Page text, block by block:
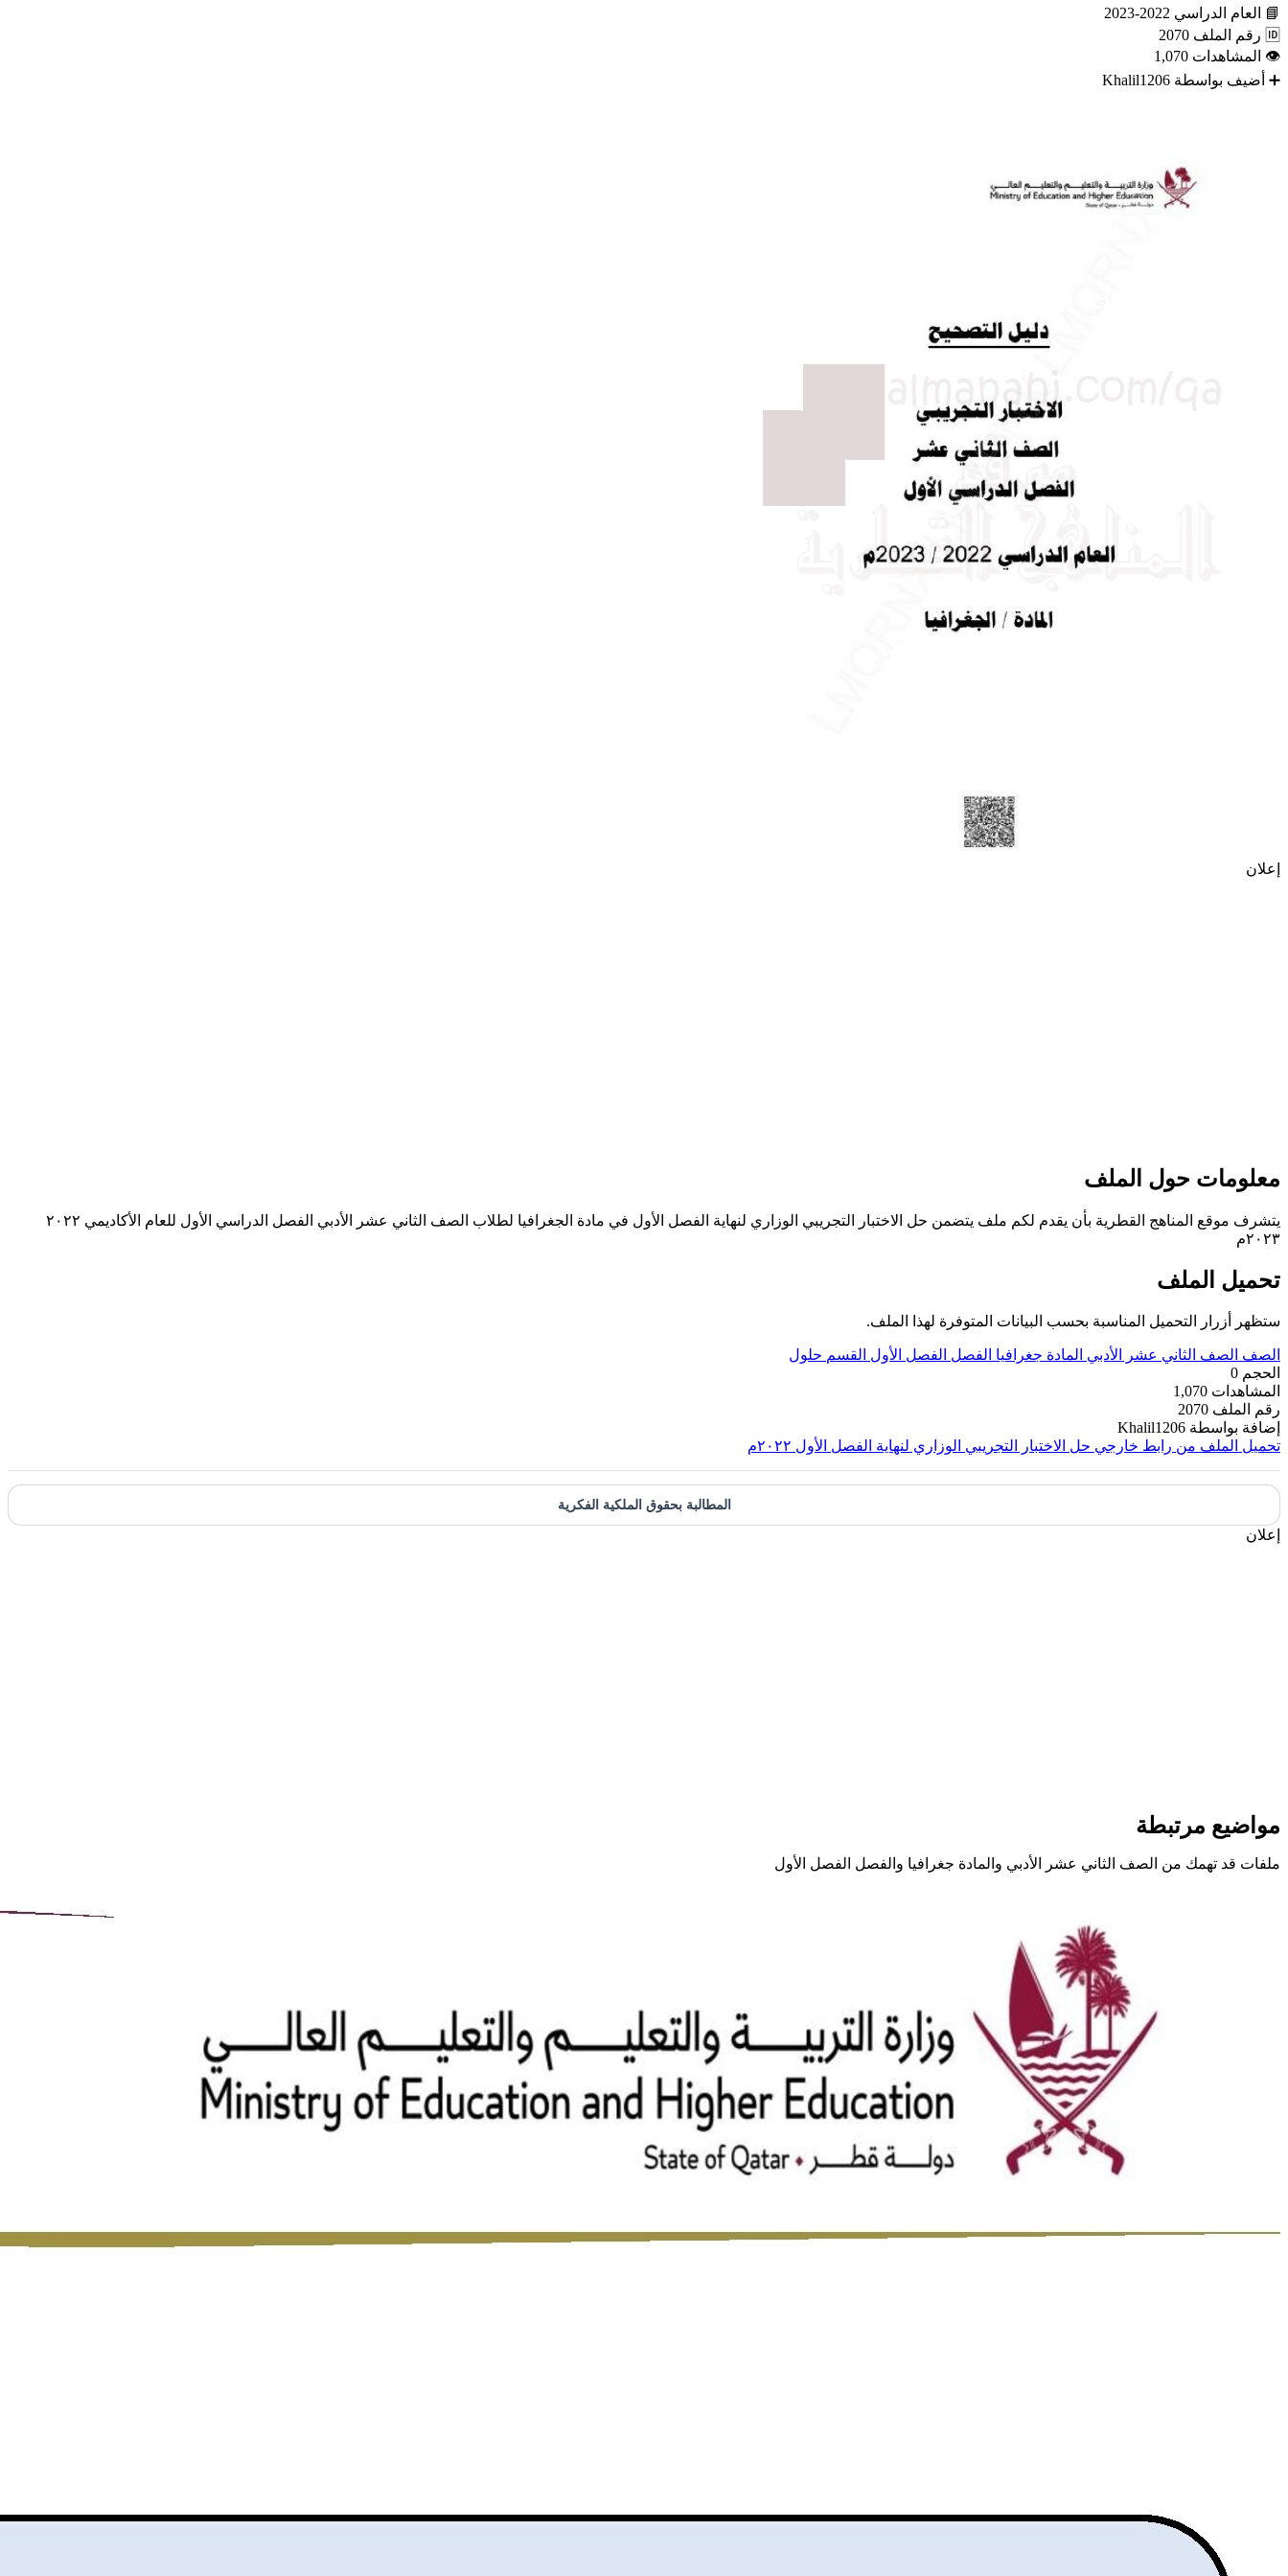
📘 العام الدراسي 2022-2023
🆔 رقم الملف 2070
👁 المشاهدات 1,070
➕ أضيف بواسطة Khalil1206
إعلان
معلومات حول الملف
يتشرف موقع المناهج القطرية بأن يقدم لكم ملف يتضمن حل الاختبار التجريبي الوزاري لنهاية الفصل الأول في مادة الجغرافيا لطلاب الصف الثاني عشر الأدبي الفصل الدراسي الأول للعام الأكاديمي ٢٠٢٢
٢٠٢٣م
تحميل الملف
ستظهر أزرار التحميل المناسبة بحسب البيانات المتوفرة لهذا الملف.
الصف الصف الثاني عشر الأدبي المادة جغرافيا الفصل الفصل الأول القسم حلول
الحجم 0
المشاهدات 1,070
رقم الملف 2070
إضافة بواسطة Khalil1206
تحميل الملف من رابط خارجي حل الاختبار التجريبي الوزاري لنهاية الفصل الأول ٢٠٢٢م
المطالبة بحقوق الملكية الفكرية
إعلان
مواضيع مرتبطة
ملفات قد تهمك من الصف الثاني عشر الأدبي والمادة جغرافيا والفصل الفصل الأول